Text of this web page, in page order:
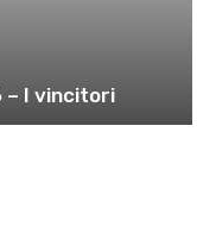
– I vincitori